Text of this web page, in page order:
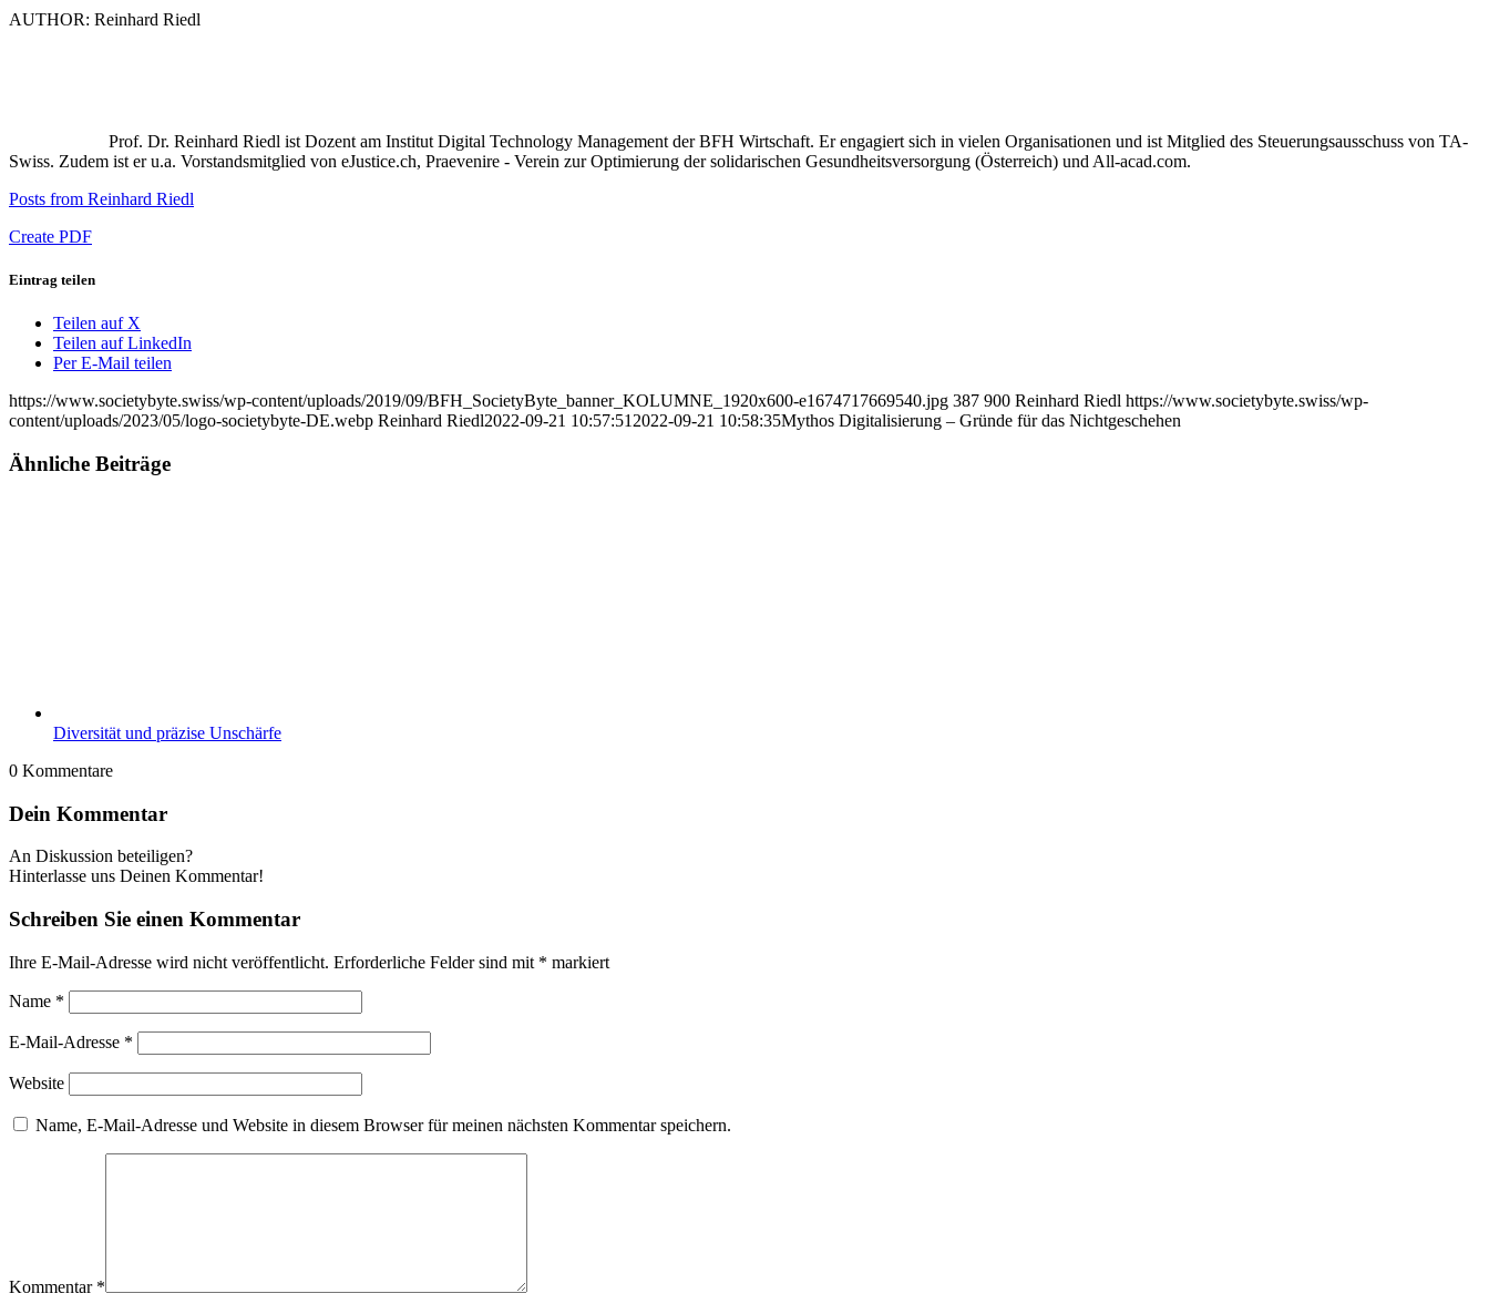
AUTHOR: Reinhard Riedl
Prof. Dr. Reinhard Riedl ist Dozent am Institut Digital Technology Management der BFH Wirtschaft. Er engagiert sich in vielen Organisationen und ist Mitglied des Steuerungsausschuss von TA-
Swiss. Zudem ist er u.a. Vorstandsmitglied von eJustice.ch, Praevenire - Verein zur Optimierung der solidarischen Gesundheitsversorgung (Österreich) und All-acad.com.
Posts from Reinhard Riedl
Create PDF
Eintrag teilen
Teilen auf X
Teilen auf LinkedIn
Per E-Mail teilen
https://www.societybyte.swiss/wp-content/uploads/2019/09/BFH_SocietyByte_banner_KOLUMNE_1920x600-e1674717669540.jpg 387 900 Reinhard Riedl https://www.societybyte.swiss/wp-
content/uploads/2023/05/logo-societybyte-DE.webp Reinhard Riedl2022-09-21 10:57:51 2022-09-21 10:58:35Mythos Digitalisierung – Gründe für das Nichtgeschehen
Ähnliche Beiträge
Diversität und präzise Unschärfe
0 Kommentare
Dein Kommentar
An Diskussion beteiligen?
Hinterlasse uns Deinen Kommentar!
Schreiben Sie einen Kommentar
Ihre E-Mail-Adresse wird nicht veröffentlicht. Erforderliche Felder sind mit * markiert
Name *
E-Mail-Adresse *
Website
Name, E-Mail-Adresse und Website in diesem Browser für meinen nächsten Kommentar speichern.
Kommentar *